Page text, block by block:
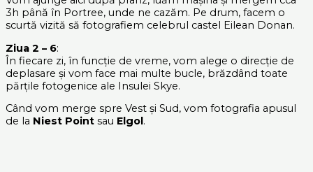
3h până în Portree, unde ne cazăm. Pe drum, facem o
scurtă vizită să fotografiem celebrul castel Eilean Donan.
Ziua 2 – 6:
În fiecare zi, în funcție de vreme, vom alege o direcție de
deplasare și vom face mai multe bucle, brăzdând toate
părțile fotogenice ale Insulei Skye.
Când vom merge spre Vest și Sud, vom fotografia apusul
de la Niest Point sau Elgol .